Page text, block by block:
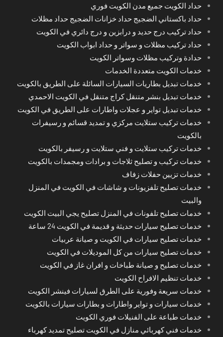
حداد الكويت جميع مدن الكويت فوري
حداد باكستاني الضجيج حداد خزانات الضجيج حداد مظلات
حداد تركيب درج حديد و درابزين و درج دائري في الكويت
حداد تركيب مظلات و سواتر و حداد ابواب الكويت
حدادة وتركيب مظلات وسواتر الكويت
خدمات الكويت متعددة الخدمات
خدمات تبديل بطاريات السيارات السائلة على الطريق بالكويت
خدمات تبديل بنشر متنقل كراج متنقل في الكويت الاحمدي
خدمات تبديل تواير و عجلات واطارات على الطريق في الكويت
خدمات تركيب ستلايت مركزي و تمديد قسائم و رسيفرات
بالكويت
خدمات تركيب ستلايت و فني ستلايت و رسيفر بالكويت
خدمات تركيب و تصليح ثلاجات و برادات ومجمدات بالكويت
خدمات تزيين حفلات زفاف
خدمات تصليح تلفزيونات و شاشات في الكويت في المنزل
والبيت
خدمات تصليح تلفونات في المنزل تصليح يجي البيت الكويت
خدمات تصليح سيارات حديثة و قديمة في الكويت 24 ساعة
خدمات تصليح سيارات في الكويت و صيانة عربيات
خدمات تصليح سيارات من كل الموديلات في الكويت
خدمات تصليح و صيانة طباخات و افران غاز في الكويت
خدمات تنظيم الافراح الكويت
خدمات سريعة وفورية على الطرق لسيارات فينشر الكويت
خدمات سيارات و تواير واطارات و بطارات سيارات بالكويت
خدمات طباعة على الفنيلات فوري الكويت
خدمات فني كهربائي منازل في الكويت تصليح تمديد كهرباء